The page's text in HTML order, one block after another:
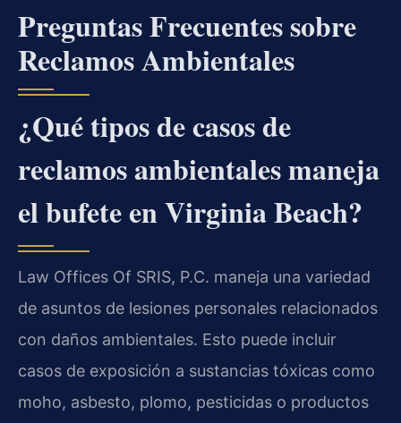
Preguntas Frecuentes sobre
Reclamos Ambientales
¿Qué tipos de casos de
reclamos ambientales maneja
el bufete en Virginia Beach?
Law Offices Of SRIS, P.C. maneja una variedad
de asuntos de lesiones personales relacionados
con daños ambientales. Esto puede incluir
casos de exposición a sustancias tóxicas como
moho, asbesto, plomo, pesticidas o productos